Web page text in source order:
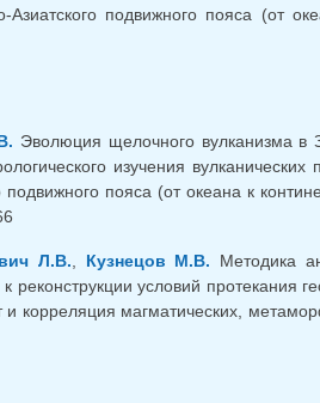
подвижного пояса (от
Эволюция щелочного вулканизма в
изучения
пояса (от океана к
Л.В. Кузнецов М.В. Методика
реконструкции условий протекания
и корреляция магматических,